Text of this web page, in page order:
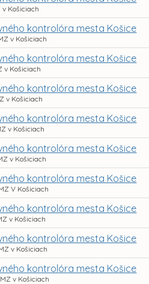
v Košiciach
kontrolóra mesta Košice
v Košiciach
kontrolóra mesta Košice
v Košiciach
kontrolóra mesta Košice
v Košiciach
kontrolóra mesta Košice
v Košiciach
kontrolóra mesta Košice
v Košiciach
kontrolóra mesta Košice
V Košiciach
kontrolóra mesta Košice
v Košiciach
kontrolóra mesta Košice
v Košiciach
kontrolóra mesta Košice
v Košiciach